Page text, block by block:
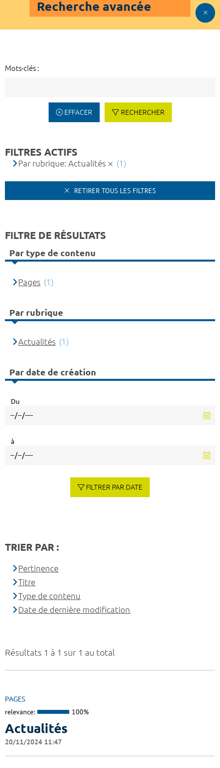
Recherche avancée
Mots-clés :
EFFACER RECHERCHER
Résultats 1 à 1 sur 1 au total
PAGES
relevance: 100%
Actualités
20/11/2024 11:47
FILTRES ACTIFS
Par rubrique: Actualités (1)
RETIRER TOUS LES FILTRES
FILTRE DE RÉSULTATS
Par type de contenu
Pages (1)
Par rubrique
Actualités (1)
Par date de création
Du
à
FILTRER PAR DATE
TRIER PAR :
Pertinence
Titre
Type de contenu
Date de dernière modification